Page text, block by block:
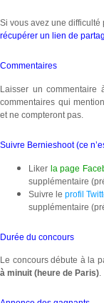
Si vous avez une
récupérer un lien de
Commentaires
Laisser un commentaire
commentaires qui
et ne compteront pas.
Suivre Bernieshoot (ce
Liker la page
supplémentaire
Suivre leprofil
supplémentaire
Durée du concours
Le concours débute à la
à minuit (heure de Paris).